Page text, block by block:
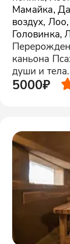
Мамайка,
воздух,
Головинка,
каньона
души и тела.
5000₽